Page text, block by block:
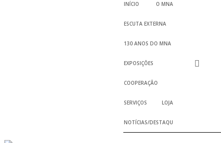
INÍCIO O MNA
ESCUTA EXTERNA
130 ANOS DO MNA
EXPOSIÇÕES
COOPERAÇÃO
SERVIÇOS LOJA
NOTÍCIAS/DESTAQUES